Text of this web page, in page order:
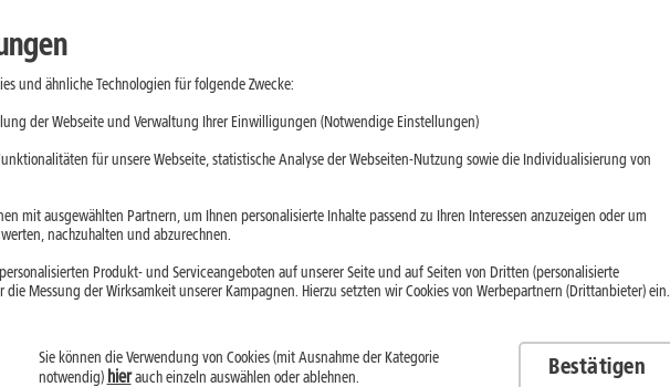
Updates
belasten. Mit
kannst Du
und ähnliche Technologien für folgende Zwecke:
der Webseite und Verwaltung Ihrer Einwilligungen (Notwendige Einstellungen)
für unsere Webseite, statistische Analyse der Webseiten-Nutzung sowie die Individualisierung von
mit ausgewählten Partnern, um Ihnen personalisierte Inhalte passend zu Ihren Interessen anzuzeigen oder um
nachzuhalten und abzurechnen.
Produkt- und Serviceangeboten auf unserer Seite und auf Seiten von Dritten (personalisierte
Messung der Wirksamkeit unserer Kampagnen. Hierzu setzten wir Cookies von Werbepartnern (Drittanbieter) ein.
Sie können die Verwendung von Cookies (mit Ausnahme der Kategorie
notwendig) hierauch einzeln auswählen oder ablehnen. Bestätigen